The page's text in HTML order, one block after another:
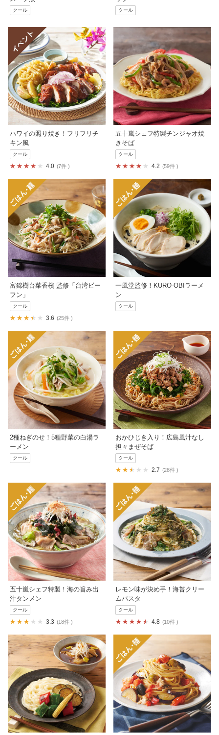
クール クール
ハワイの照り焼き！フリフリチ
キン風
クール
4.0 7件
五十嵐シェフ特製チンジャオ焼
きそば
クール
4.2 59件
富錦樹台菜香檳 監修「台湾ビー
フン」
クール
3.6 25件
一風堂監修！KURO-OBIラーメ
ン
クール
2種ねぎのせ！5種野菜の白湯ラ
ーメン
クール
おかひじき入り！広島風汁なし
担々まぜそば
クール
2.7 28件
五十嵐シェフ特製！海の旨み出
汁タンメン
クール
3.3 18件
レモン味が決め手！海苔クリー
ムパスタ
クール
4.8 10件